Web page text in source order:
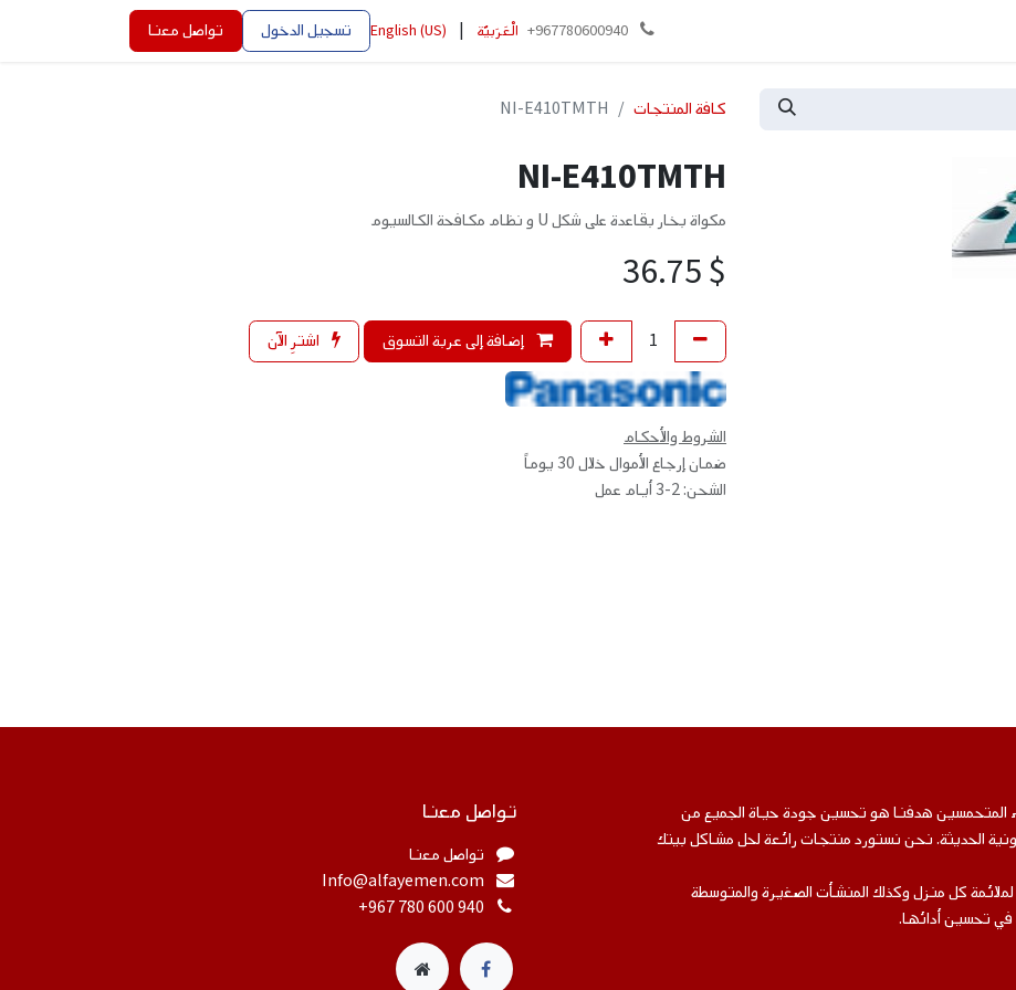
+967780600940 الْعَرَبيّة English (US) تسجيل الدخول تواصل معنا
كافة المنتجات NI-E410TMTH
NI-E410TMTH
مكواة بخار بقاعدة على شكل U و نظام مكافحة الكالسيوم
$
36.75
إضافة إلى عربة التسوق اشترِ الآن
الشروط والأحكام
ضمان إرجاع الأموال خلال 30 يوماً
الشحن: 2-3 أيام عمل
المتحمسين هدفنا هو تحسين جودة حياة الجميع من
الحديثة. نحن نستورد منتجات رائعة لحل مشاكل بيتك
كل منزل وكذلك المنشأت الصغيرة والمتوسطة
في تحسين أدائها.
تواصل معنا
تواصل معنا
​Info@alfayemen.com
+967 780 600 940